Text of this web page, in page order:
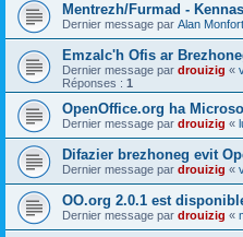
Mentrezh/Furmad -
Dernier message par Alan Monfort
Emzalc'h Ofis ar
Dernier message par drouizig «
Réponses : 1
OpenOffice.org ha
Dernier message par drouizig «
Difazier brezhoneg evit
Dernier message par drouizig «
OO.org 2.0.1 est
Dernier message par drouizig «